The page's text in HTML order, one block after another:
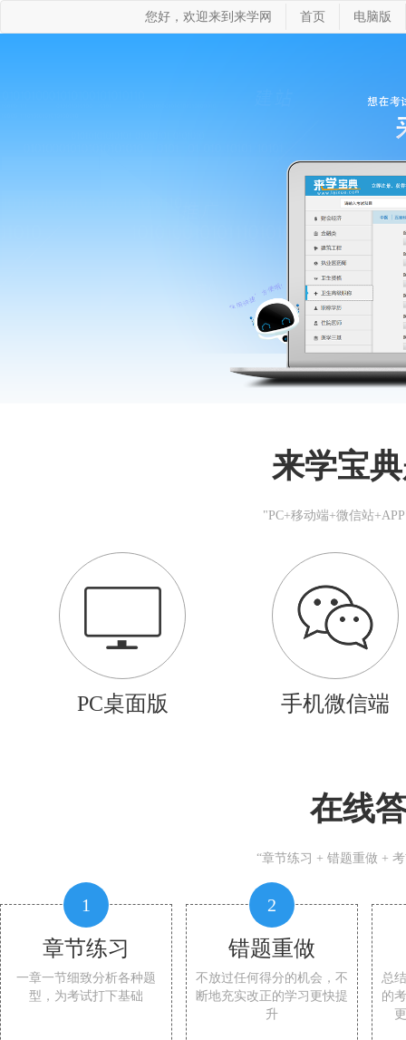
您好，欢迎来到来学网 首页 电脑版
来学宝
"PC+移动端+微信站
PC桌面版 手机微信端
在线
“章节练习 + 错题重做 +
1
章节练习
一章一节细致分析各种题
型，为考试打下基础
2
错题重做
不放过任何得分的机会，不
断地充实改正的学习更快提
升
总
的